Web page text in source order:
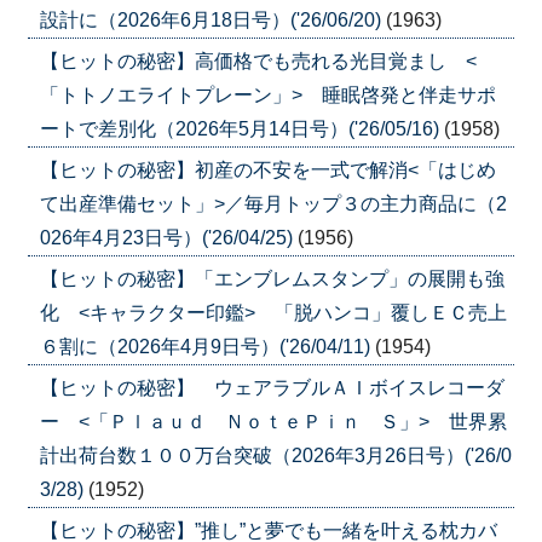
設計に（2026年6月18日号）('26/06/20) (1963)
【ヒットの秘密】高価格でも売れる光目覚まし <
「トトノエライトプレーン」> 睡眠啓発と伴走サポ
ートで差別化（2026年5月14日号）('26/05/16) (1958)
【ヒットの秘密】初産の不安を一式で解消<「はじめ
て出産準備セット」>／毎月トップ３の主力商品に（2
026年4月23日号）('26/04/25) (1956)
【ヒットの秘密】「エンブレムスタンプ」の展開も強
化 <キャラクター印鑑> 「脱ハンコ」覆しＥＣ売上
６割に（2026年4月9日号）('26/04/11) (1954)
【ヒットの秘密】 ウェアラブルＡＩボイスレコーダ
ー <「Ｐｌａｕｄ ＮｏｔｅＰｉｎ Ｓ」> 世界累
計出荷台数１００万台突破（2026年3月26日号）('26/0
3/28) (1952)
【ヒットの秘密】”推し”と夢でも一緒を叶える枕カバ